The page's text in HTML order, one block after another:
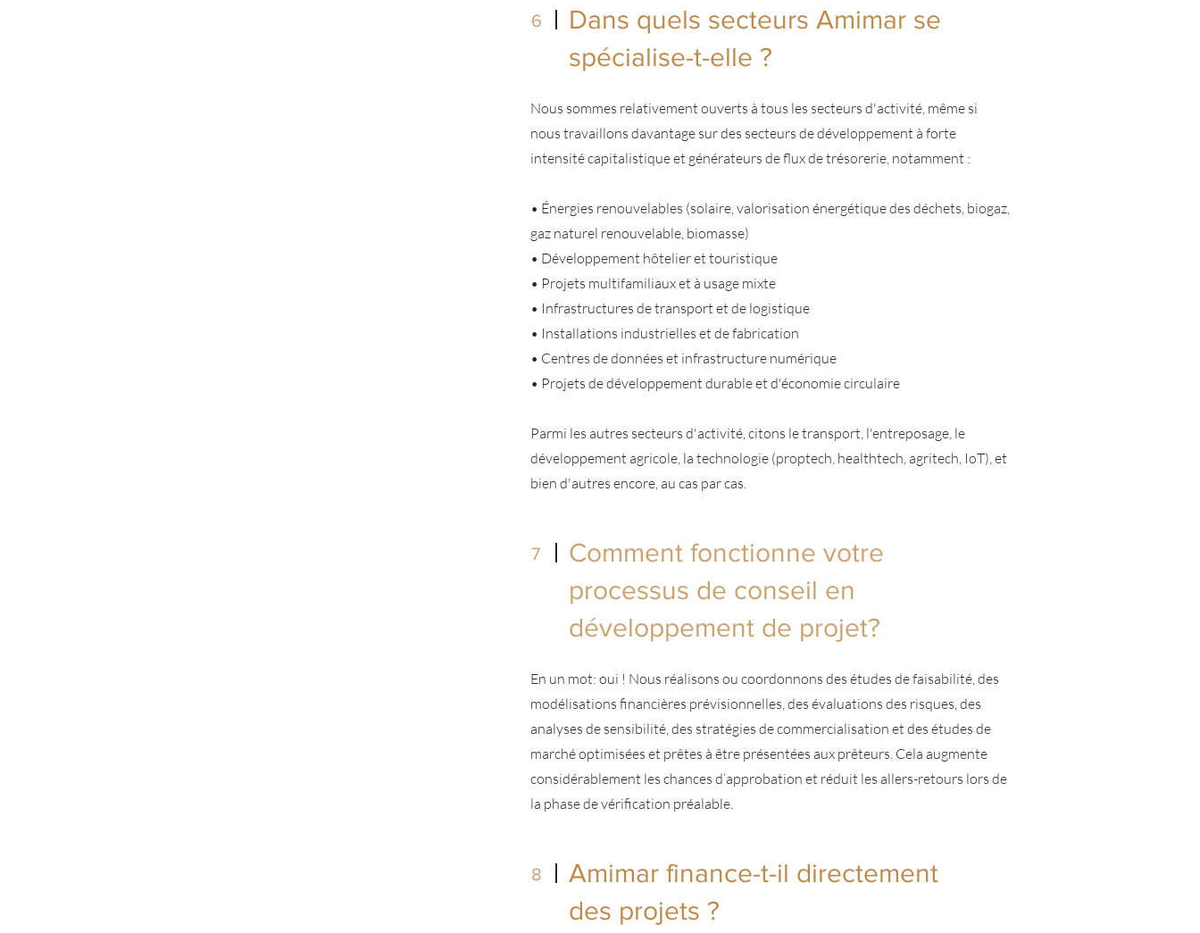
6
Dans quels secteurs Amimar se
spécialise-t-elle ?
Nous sommes relativement ouverts à tous les secteurs d'activité, même si
nous travaillons davantage sur des secteurs de développement à forte
intensité capitalistique et générateurs de flux de trésorerie, notamment :
• Énergies renouvelables (solaire, valorisation énergétique des déchets, biogaz,
gaz naturel renouvelable, biomasse)
• Développement hôtelier et touristique
• Projets multifamiliaux et à usage mixte
• Infrastructures de transport et de logistique
• Installations industrielles et de fabrication
• Centres de données et infrastructure numérique
• Projets de développement durable et d'économie circulaire
Parmi les autres secteurs d'activité, citons le transport, l'entreposage, le
développement agricole, la technologie (proptech, healthtech, agritech, IoT), et
bien d'autres encore, au cas par cas.
7
Comment fonctionne votre
processus de conseil en
développement de projet?
En un mot: oui ! Nous réalisons ou coordonnons des études de faisabilité, des
modélisations financières prévisionnelles, des évaluations des risques, des
analyses de sensibilité, des stratégies de commercialisation et des études de
marché optimisées et prêtes à être présentées aux prêteurs. Cela augmente
considérablement les chances d’approbation et réduit les allers-retours lors de
la phase de vérification préalable.
8
Amimar finance-t-il directement
des projets ?